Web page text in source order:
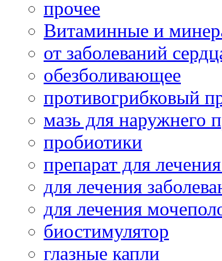
прочее
Витаминные и
от заболеваний
обезболивающее
противогрибковый
мазь для наружнего
пробиотики
препарат для лечения
для лечения
для лечения
биостимулятор
глазные капли